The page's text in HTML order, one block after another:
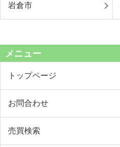
岩倉市
メニュー
トップページ
お問合わせ
売買検索